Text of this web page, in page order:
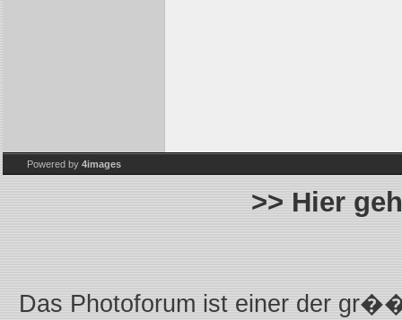
Powered by 4images
>> Hier
Das Photoforum ist einer der